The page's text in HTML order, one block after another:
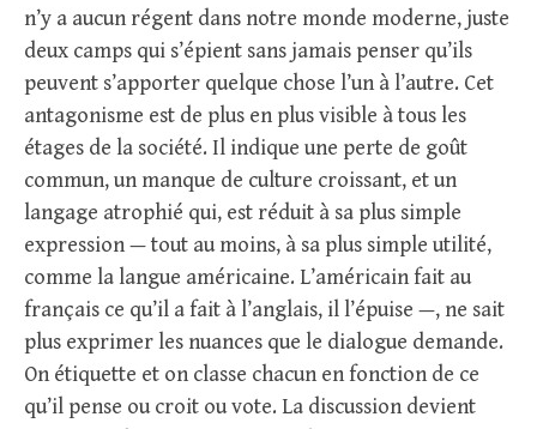
n’y a aucun régent dans notre monde moderne, juste
deux camps qui s’épient sans jamais penser qu’ils
peuvent s’apporter quelque chose l’un à l’autre. Cet
antagonisme est de plus en plus visible à tous les
étages de la société. Il indique une perte de goût
commun, un manque de culture croissant, et un
langage atrophié qui, est réduit à sa plus simple
expression — tout au moins, à sa plus simple utilité,
comme la langue américaine. L’américain fait au
français ce qu’il a fait à l’anglais, il l’épuise —, ne sait
plus exprimer les nuances que le dialogue demande.
On étiquette et on classe chacun en fonction de ce
qu’il pense ou croit ou vote. La discussion devient